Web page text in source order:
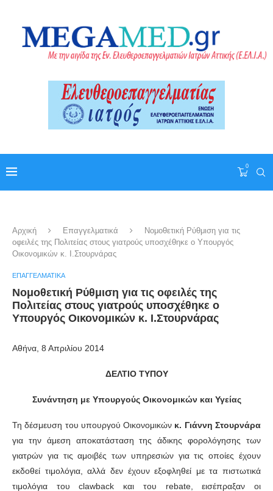
0
Αρχική Επαγγελματικά
Νομοθετική Ρύθμιση για τις
οφειλές της Πολιτείας στους γιατρούς υποσχέθηκε ο Υπουργός
Οικονομικών κ. Ι.Στουρνάρας
ΕΠΑΓΓΕΛΜΑΤΙΚΆ
Νομοθετική Ρύθμιση για τις οφειλές της
Πολιτείας στους γιατρούς υποσχέθηκε ο
Υπουργός Οικονομικών κ. Ι.Στουρνάρας
Αθήνα, 8 Απριλίου 2014
ΔΕΛΤΙΟ ΤΥΠΟΥ
Συνάντηση με Υπουργούς Οικονομικών και Υγείας
Τη δέσμευση του υπουργού Οικονομικών κ. Γιάννη Στουρνάρα
για την άμεση αποκατάσταση της άδικης φορολόγησης των
γιατρών για τις αμοιβές των υπηρεσιών για τις οποίες έχουν
εκδοθεί τιμολόγια, αλλά δεν έχουν εξοφληθεί με τα πιστωτικά
τιμολόγια του clawback και του rebate, εισέπραξαν οι